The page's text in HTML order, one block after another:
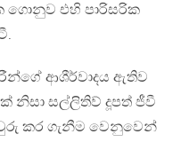
ගොනුව එහි පාරිසරික
ආශීර්වාදය ඇතිව
නිසා සල්ලිතිව් දූපත් ජීවී
කර ගැනීම වෙනුවෙන්